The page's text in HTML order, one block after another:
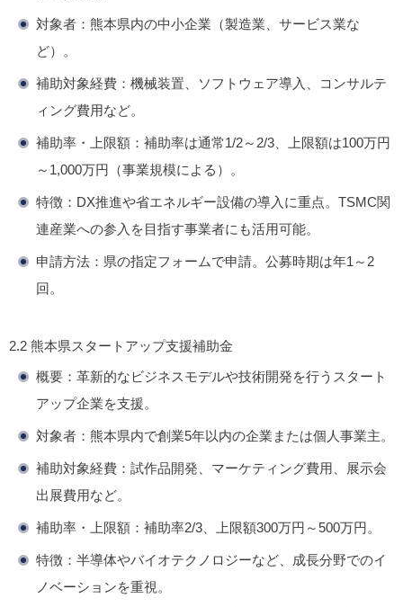
対象者 ：熊本県内の中小企業（製造業、サービス業な
ど）。
補助対象経費 ：機械装置、ソフトウェア導入、コンサルテ
ィング費用など。
補助率・上限額 ：補助率は通常1/2～2/3、上限額は100万円
～1,000万円（事業規模による）。
特徴 ：DX推進や省エネルギー設備の導入に重点。TSMC関
連産業への参入を目指す事業者にも活用可能。
申請方法 ：県の指定フォームで申請。公募時期は年1～2
回。
2.2 熊本県スタートアップ支援補助金
概要 ：革新的なビジネスモデルや技術開発を行うスタート
アップ企業を支援。
対象者 ：熊本県内で創業5年以内の企業または個人事業主。
補助対象経費 ：試作品開発、マーケティング費用、展示会
出展費用など。
補助率・上限額 ：補助率2/3、上限額300万円～500万円。
特徴 ：半導体やバイオテクノロジーなど、成長分野でのイ
ノベーションを重視。